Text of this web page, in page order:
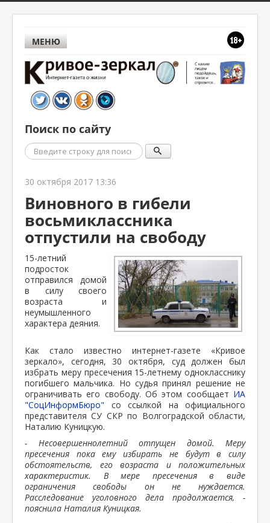
МЕНЮ
Поиск по сайту
Поиск
30 октября 2017 13:36
Виновного в гибели
восьмиклассника
отпустили на свободу
15-летний
подросток
отправился домой
в силу своего
возраста и
неумышленного
характера деяния.
Как стало известно интернет-газете «Кривое
зеркало», сегодня, 30 октября, суд должен был
избрать меру пресечения 15-летнему однокласснику
погибшего мальчика. Но судья принял решение не
ограничивать его свободу. Об этом сообщает ИА
"СоцИнформБюро" со ссылкой на официального
представителя СУ СКР по Волгоградской области,
Наталию Куницкую.
- Несовершеннолетний отпущен домой. Меру
пресечения пока ему избирать не будут в силу
обстоятельств, его возраста и положительных
характеристик. В мере пресечения в виде
ограничения свободы он не нуждается.
Расследование уголовного дела продолжается, -
пояснила Наталия Куницкая.